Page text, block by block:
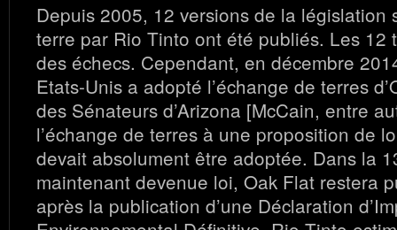
Depuis 2005, 12 versions de la législation
terre par Rio Tinto ont été publiés. Les 12
des échecs. Cependant, en décembre
Etats-Unis a adopté l’échange de terres
des Sénateurs d’Arizona [McCain, entre
l’échange de terres à une proposition de
devait absolument être adoptée. Dans la
maintenant devenue loi, Oak Flat restera
après la publication d’une Déclaration